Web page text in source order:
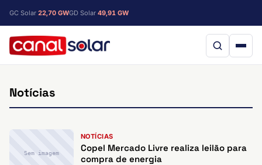
GC Solar 22,70 GWGD Solar 49,91 GW
Notícias
Sem imagem
NOTÍCIAS
Copel Mercado Livre realiza leilão para
compra de energia